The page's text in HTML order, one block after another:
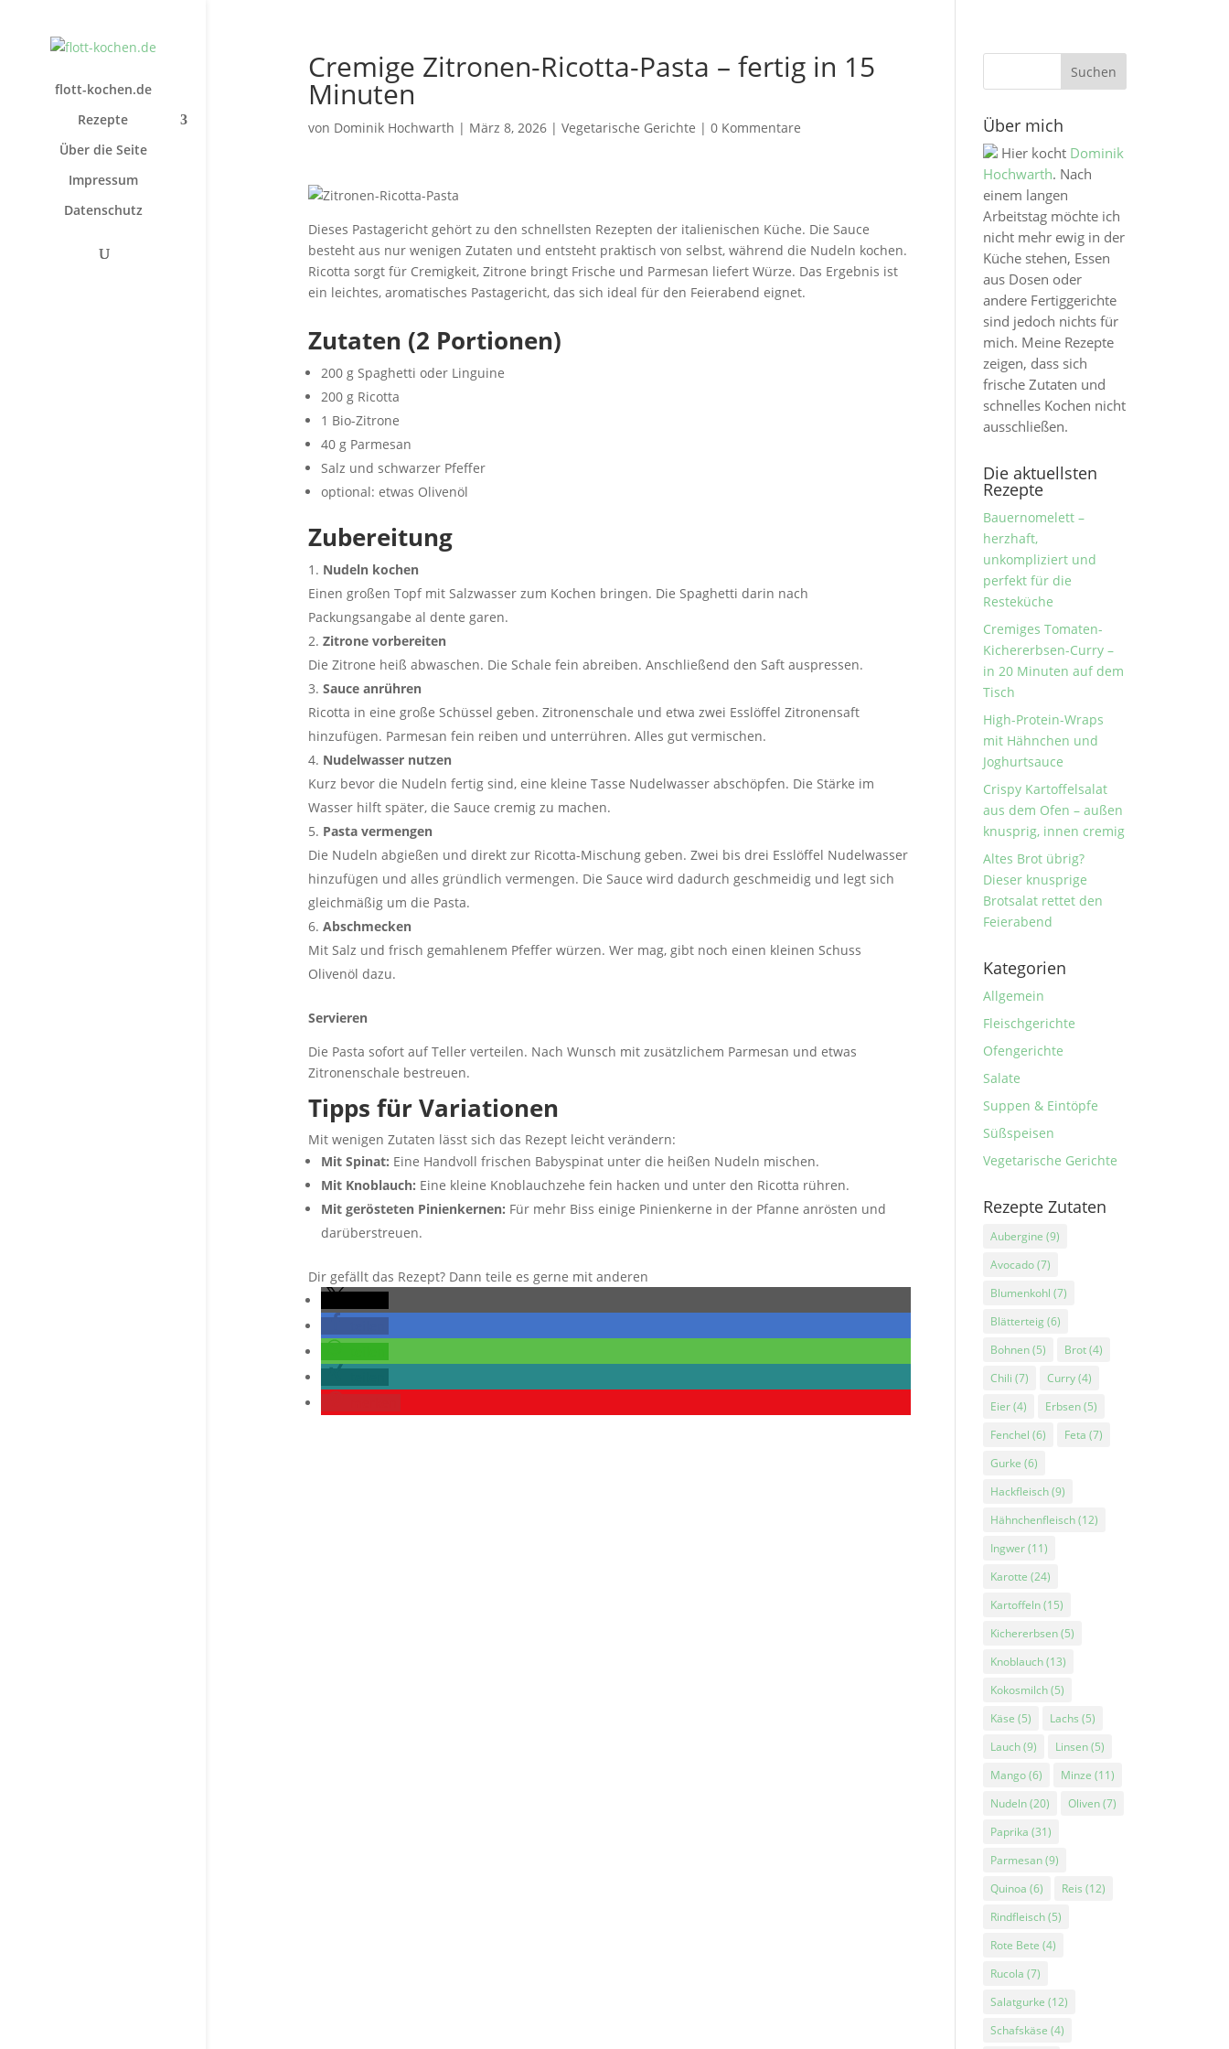
flott-kochen.de
Rezepte
Über die Seite
Impressum
Datenschutz
Cremige Zitronen-Ricotta-Pasta – fertig in 15
Minuten
von Dominik Hochwarth | März 8, 2026| Vegetarische Gerichte | 0 Kommentare
Dieses Pastagericht gehört zu den schnellsten Rezepten der italienischen Küche. Die Sauce
besteht aus nur wenigen Zutaten und entsteht praktisch von selbst, während die Nudeln kochen.
Ricotta sorgt für Cremigkeit, Zitrone bringt Frische und Parmesan liefert Würze. Das Ergebnis ist
ein leichtes, aromatisches Pastagericht, das sich ideal für den Feierabend eignet.
Zutaten (2 Portionen)
200 g Spaghetti oder Linguine
200 g Ricotta
1 Bio-Zitrone
40 g Parmesan
Salz und schwarzer Pfeffer
optional: etwas Olivenöl
Zubereitung
Nudeln kochen
Einen großen Topf mit Salzwasser zum Kochen bringen. Die Spaghetti darin nach
Packungsangabe al dente garen.
Zitrone vorbereiten
Die Zitrone heiß abwaschen. Die Schale fein abreiben. Anschließend den Saft auspressen.
Sauce anrühren
Ricotta in eine große Schüssel geben. Zitronenschale und etwa zwei Esslöffel Zitronensaft
hinzufügen. Parmesan fein reiben und unterrühren. Alles gut vermischen.
Nudelwasser nutzen
Kurz bevor die Nudeln fertig sind, eine kleine Tasse Nudelwasser abschöpfen. Die Stärke im
Wasser hilft später, die Sauce cremig zu machen.
Pasta vermengen
Die Nudeln abgießen und direkt zur Ricotta-Mischung geben. Zwei bis drei Esslöffel Nudelwasser
hinzufügen und alles gründlich vermengen. Die Sauce wird dadurch geschmeidig und legt sich
gleichmäßig um die Pasta.
Abschmecken
Mit Salz und frisch gemahlenem Pfeffer würzen. Wer mag, gibt noch einen kleinen Schuss
Olivenöl dazu.
Servieren
Die Pasta sofort auf Teller verteilen. Nach Wunsch mit zusätzlichem Parmesan und etwas
Zitronenschale bestreuen.
Tipps für Variationen
Mit wenigen Zutaten lässt sich das Rezept leicht verändern:
Mit Spinat: Eine Handvoll frischen Babyspinat unter die heißen Nudeln mischen.
Mit Knoblauch: Eine kleine Knoblauchzehe fein hacken und unter den Ricotta rühren.
Mit gerösteten Pinienkernen: Für mehr Biss einige Pinienkerne in der Pfanne anrösten und
darüberstreuen.
Dir gefällt das Rezept? Dann teile es gerne mit anderen
Über mich
Hier kocht Dominik
Hochwarth. Nach
einem langen
Arbeitstag möchte ich
nicht mehr ewig in der
Küche stehen, Essen
aus Dosen oder
andere Fertiggerichte
sind jedoch nichts für
mich. Meine Rezepte
zeigen, dass sich
frische Zutaten und
schnelles Kochen nicht
ausschließen.
Die aktuellsten
Rezepte
Bauernomelett –
herzhaft,
unkompliziert und
perfekt für die
Resteküche
Cremiges Tomaten-
Kichererbsen-Curry –
in 20 Minuten auf dem
Tisch
High-Protein-Wraps
mit Hähnchen und
Joghurtsauce
Crispy Kartoffelsalat
aus dem Ofen – außen
knusprig, innen cremig
Altes Brot übrig?
Dieser knusprige
Brotsalat rettet den
Feierabend
Kategorien
Allgemein
Fleischgerichte
Ofengerichte
Salate
Suppen & Eintöpfe
Süßspeisen
Vegetarische Gerichte
Rezepte Zutaten
Aubergine (9)
Avocado(7)
Blumenkohl (7)
Blätterteig (6)
Bohnen(5) Brot(4)
Chili (7) Curry(4)
Eier(4) Erbsen(5)
Fenchel (6) Feta (7)
Gurke (6)
Hackfleisch(9)
Hähnchenfleisch(12)
Ingwer(11)
Karotte (24)
Kartoffeln(15)
Kichererbsen(5)
Knoblauch(13)
Kokosmilch(5)
Käse (5) Lachs (5)
Lauch(9) Linsen(5)
Mango(6) Minze (11)
Nudeln(20) Oliven(7)
Paprika (31)
Parmesan(9)
Quinoa (6) Reis (12)
Rindfleisch(5)
Rote Bete (4)
Rucola (7)
Salatgurke (12)
Schafskäse (4)